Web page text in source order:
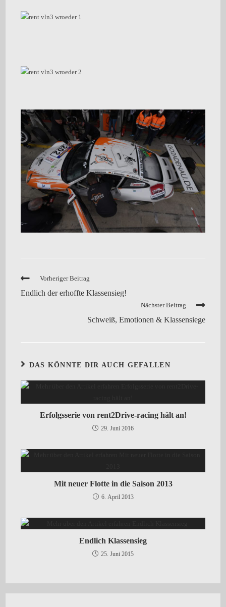
Vorheriger Beitrag
Endlich der erhoffte Klassensieg!
Nächster Beitrag
Schweiß, Emotionen & Klassensiege
DAS KÖNNTE DIR AUCH GEFALLEN
Erfolgsserie von rent2Drive-racing hält an!
29. Juni 2016
Mit neuer Flotte in die Saison 2013
6. April 2013
Endlich Klassensieg
25. Juni 2015